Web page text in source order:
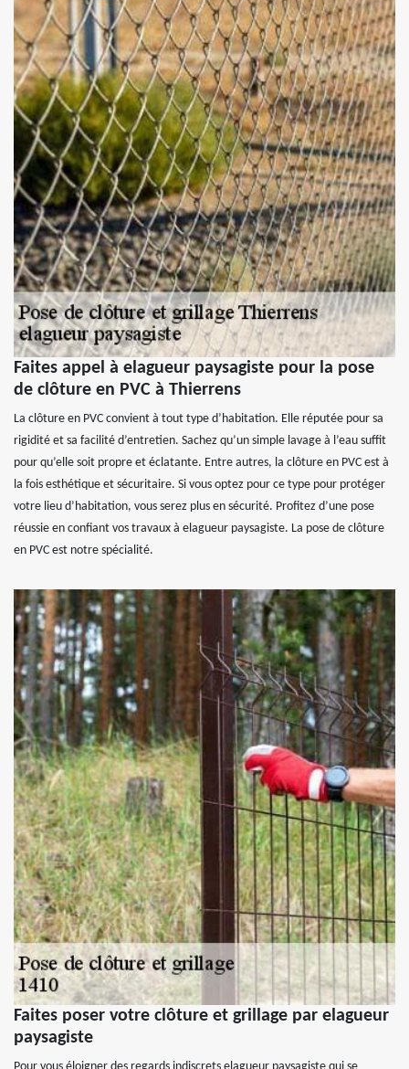
Faites appel à elagueur paysagiste pour la pose
de clôture en PVC à Thierrens
La clôture en PVC convient à tout type d’habitation. Elle réputée pour sa
rigidité et sa facilité d’entretien. Sachez qu’un simple lavage à l’eau suffit
pour qu’elle soit propre et éclatante. Entre autres, la clôture en PVC est à
la fois esthétique et sécuritaire. Si vous optez pour ce type pour protéger
votre lieu d’habitation, vous serez plus en sécurité. Profitez d’une pose
réussie en confiant vos travaux à elagueur paysagiste. La pose de clôture
en PVC est notre spécialité.
Faites poser votre clôture et grillage par elagueur
paysagiste